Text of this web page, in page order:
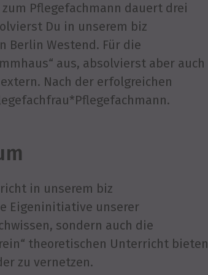
Pflegefachmann dauert drei
Du in unserem biz
Berlin Westend. Für die
aus, absolvierst aber auch
Nach der erfolgreichen
in unserem biz
Eigeninitiative unserer
sondern auch die
theoretischen Unterricht bieten
zu vernetzen.